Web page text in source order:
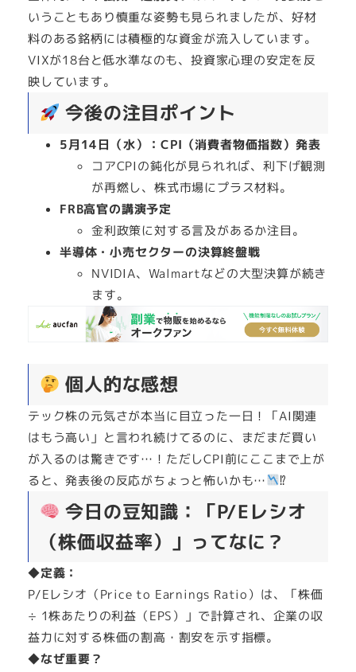
いうこともあり慎重な姿勢も見られましたが、好材
料のある銘柄には積極的な資金が流入しています。
VIXが18台と低水準なのも、投資家心理の安定を反
映しています。
今後の注目ポイント
5月14日（水）：CPI（消費者物価指数）発表
コアCPIの鈍化が見られれば、利下げ観測
が再燃し、株式市場にプラス材料。
FRB高官の講演予定
金利政策に対する言及があるか注目。
半導体・小売セクターの決算終盤戦
NVIDIA、Walmartなどの大型決算が続き
ます。
個人的な感想
テック株の元気さが本当に目立った一日！「AI関連
はもう高い」と言われ続けてるのに、まだまだ買い
が入るのは驚きです…！ただしCPI前にここまで上が
ると、発表後の反応がちょっと怖いかも…
⁉
今日の豆知識：「P/Eレシオ
（株価収益率）」ってなに？
◆定義：
P/Eレシオ（Price to Earnings Ratio）は、「株価
÷ 1株あたりの利益（EPS）」で計算され、企業の収
益力に対する株価の割高・割安を示す指標。
◆なぜ重要？